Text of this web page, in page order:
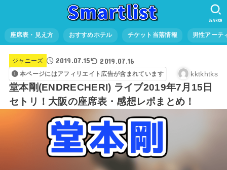
座席表・見え方 おすすめホテル チケット当落情報 男性アーテ
SEARCH
ジャニーズ 2019.07.15 2019.07.16
本ページにはアフィリエイト広告が含まれています kktkhtks
堂本剛(ENDRECHERI) ライブ2019年7月15日
セトリ！大阪の座席表・感想レポまとめ！